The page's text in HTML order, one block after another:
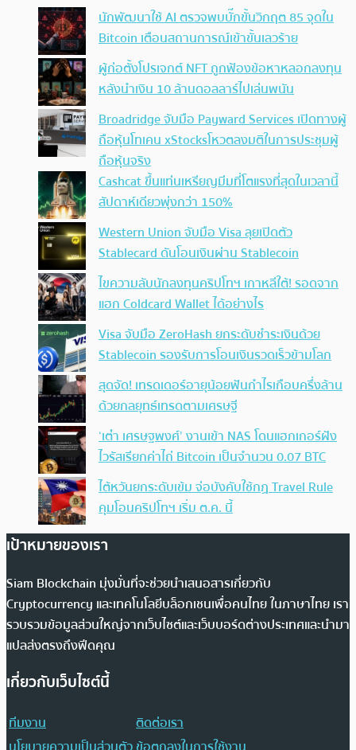
นักพัฒนาใช้ AI ตรวจพบบั๊กขั้นวิกฤต 85 จุดใน
Bitcoin เตือนสถานการณ์เข้าขั้นเลวร้าย
ผู้ก่อตั้งโปรเจกต์ NFT ถูกฟ้องข้อหาหลอกลงทุน
หลังนำเงิน 10 ล้านดอลลาร์ไปเล่นพนัน
Broadridge จับมือ Payward Services เปิดทางผู้
ถือหุ้นโทเคน xStocksโหวตลงมติในการประชุมผู้
ถือหุ้นจริง
Cashcat ขึ้นแท่นเหรียญมีมที่โตแรงที่สุดในเวลานี้
สัปดาห์เดียวพุ่งกว่า 150%
Western Union จับมือ Visa ลุยเปิดตัว
Stablecard ดันโอนเงินผ่าน Stablecoin
ไขความลับนักลงทุนคริปโทฯ เกาหลีใต้! รอดจาก
แฮก Coldcard Wallet ได้อย่างไร
Visa จับมือ ZeroHash ยกระดับชำระเงินด้วย
Stablecoin รองรับการโอนเงินรวดเร็วข้ามโลก
สุดจัด! เทรดเดอร์อายุน้อยฟันกำไรเกือบครึ่งล้าน
ด้วยกลยุทธ์เทรดตามเศรษฐี
‘เต๋า เศรษฐพงศ์’ งานเข้า NAS โดนแฮกเกอร์ฝัง
ไวรัสเรียกค่าไถ่ Bitcoin เป็นจำนวน 0.07 BTC
ไต้หวันยกระดับเข้ม จ่อบังคับใช้กฏ Travel Rule
คุมโอนคริปโทฯ เริ่ม ต.ค. นี้
เป้าหมายของเรา
Siam Blockchain มุ่งมั่นที่จะช่วยนำเสนอสารเกี่ยวกับ
Cryptocurrency และเทคโนโลยีบล็อกเชนเพื่อคนไทย ในภาษาไทย เรา
รวบรวมข้อมูลส่วนใหญ่จากเว็บไซต์และเว็บบอร์ดต่างประเทศและนำมา
แปลส่งตรงถึงฟีดคุณ
เกี่ยวกับเว็บไซต์นี้
ทีมงาน
ติดต่อเรา